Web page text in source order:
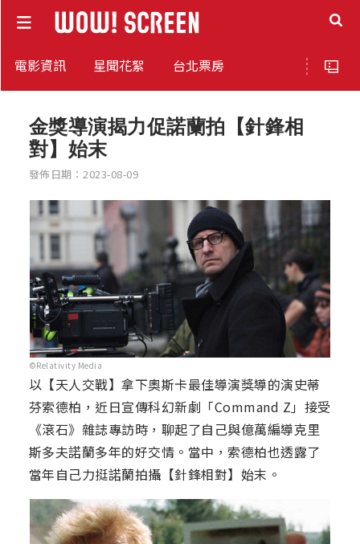
電影資訊 星聞花絮 台北票房
金獎導演揭力促諾蘭拍【針鋒相
對】始末
發佈日期：2023-08-09
©Relativity Media
以【天人交戰】拿下奧斯卡最佳導演獎導的演史蒂
芬索德柏，近日宣傳科幻新劇「Command Z」接受
《滾石》雜誌專訪時，聊起了自己與億萬編導克里
斯多夫諾蘭多年的好交情。當中，索德柏也透露了
當年自己力挺諾蘭拍攝【針鋒相對】始末。